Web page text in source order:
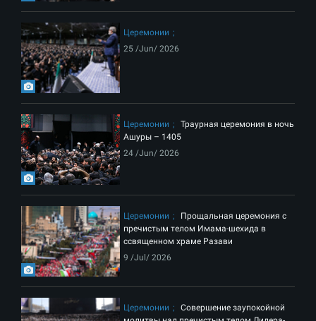
Церемонии
25 /Jun/ 2026
Церемонии
Траурная церемония в ночь
Ашуры – 1405
24 /Jun/ 2026
Церемонии
Прощальная церемония с
пречистым телом Имама-шехида в
ссвященном храме Разави
9 /Jul/ 2026
Церемонии
Совершение заупокойной